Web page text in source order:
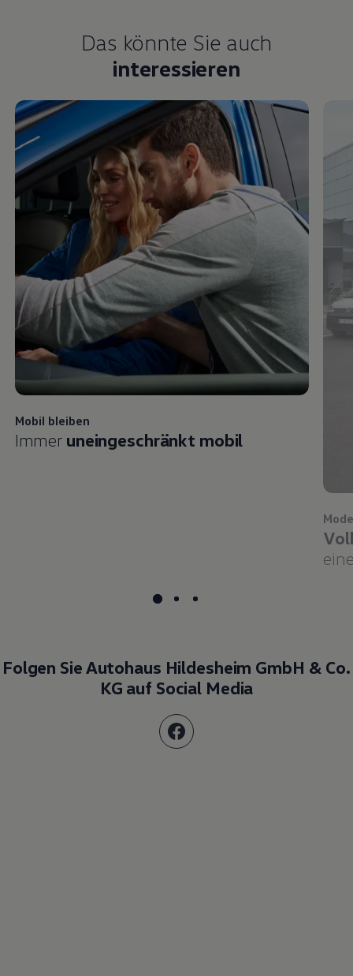
Das könnte Sie auch
interessieren
Mobil bleiben
Immer uneingeschränkt mobil
Folgen Sie Autohaus Hildesheim GmbH & Co.
KG auf Social Media